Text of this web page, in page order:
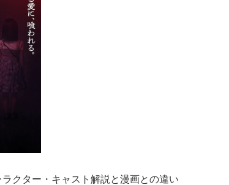
クター・キャスト解説と漫画との違い